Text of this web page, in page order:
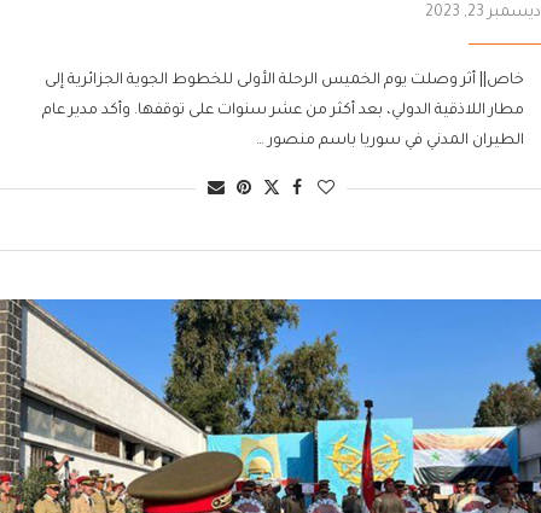
ديسمبر 23, 2023
خاص|| أثر وصلت يوم الخميس الرحلة الأولى للخطوط الجوية الجزائرية إلى
مطار اللاذقية الدولي، بعد أكثر من عشر سنوات على توقفها. وأكد مدير عام
الطيران المدني في سوريا باسم منصور …